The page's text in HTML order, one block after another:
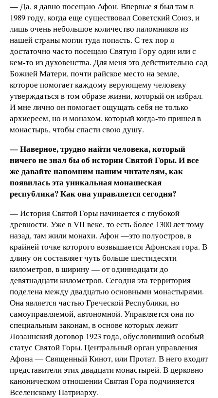
— Да, я давно посещаю Афон. Впервые я был там в
1989 году, когда еще существовал Советский Союз, и
лишь очень небольшое количество паломников из
нашей страны могли туда попасть. С тех пор я
достаточно часто посещаю Святую Гору один или с
кем-то из духовенства. Для меня это действительно сад
Божией Матери, почти райское место на земле,
которое помогает каждому верующему человеку
утверждаться в том образе жизни, который он избрал.
И мне лично он помогает ощущать себя не только
архиереем, но и монахом, который когда-то пришел в
монастырь, чтобы спасти свою душу.
— Наверное, трудно найти человека, который
ничего не знал бы об истории Святой Горы. И все
же давайте напомним нашим читателям, как
появилась эта уникальная монашеская
республика? Как она управляется сегодня?
— История Святой Горы начинается с глубокой
древности. Уже в VII веке, то есть более 1300 лет тому
назад, там жили монахи. Афон —это полуостров, в
крайней точке которого возвышается Афонская гора. В
длину он составляет чуть больше шестидесяти
километров, в ширину — от одиннадцати до
девятнадцати километров. Сегодня эта территория
поделена между двадцатью основными монастырями.
Она является частью Греческой Республики, но
самоуправляемой, автономной. Управляется она по
специальным законам, в основе которых лежит
Лозаннский договор 1923 года, обусловивший особый
статус Святой Горы. Центральный орган управления
Афона — Священный Кинот, или Протат. В него входят
представители этих двадцати монастырей. В церковно-
каноническом отношении Святая Гора подчиняется
Вселенскому Патриарху.